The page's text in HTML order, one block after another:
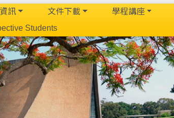
訊 文件下載
學程講座
Students